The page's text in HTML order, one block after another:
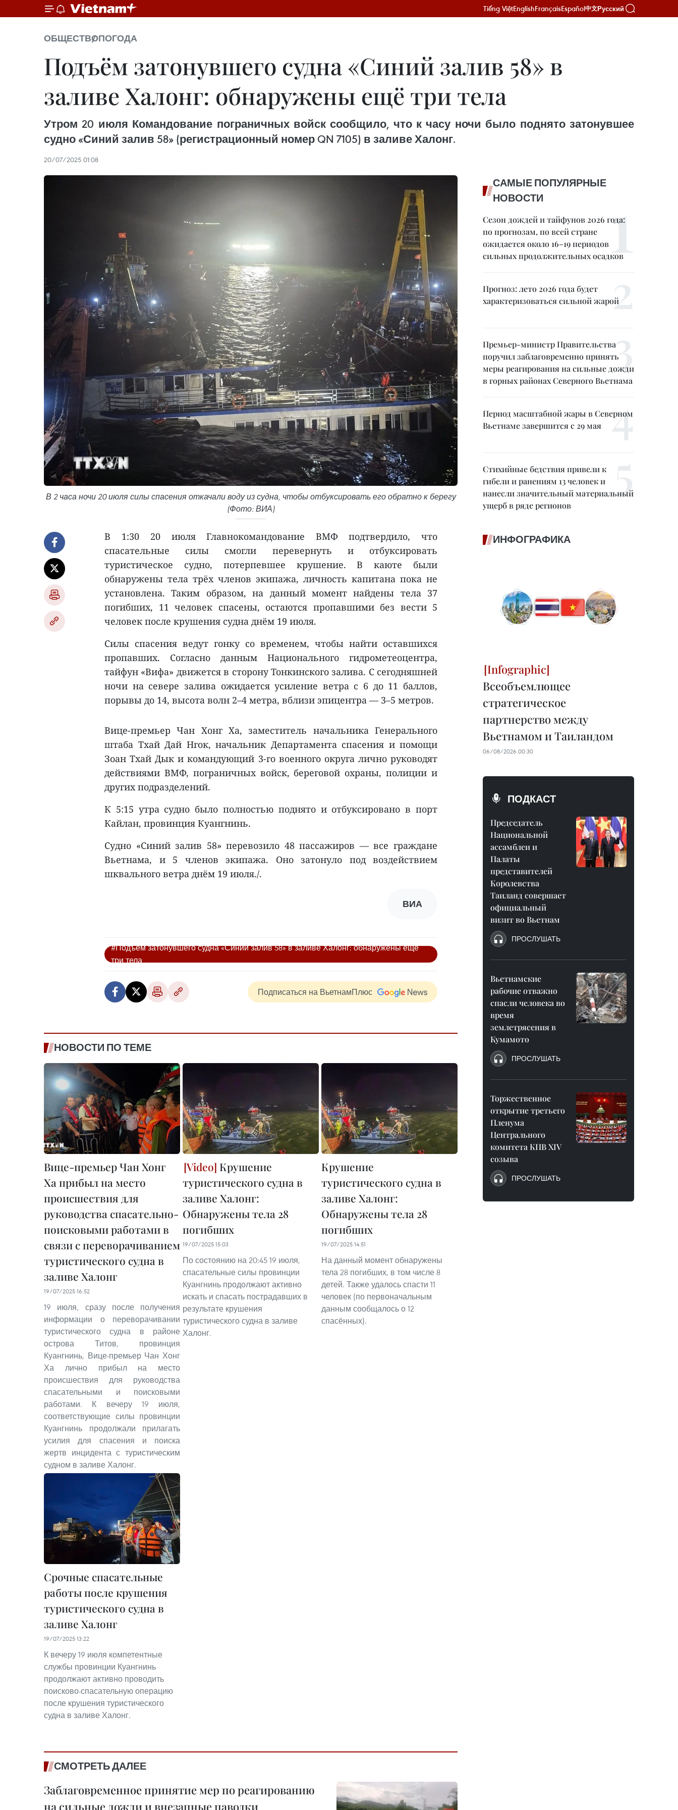
Tiếng ViệtEnglishFrançaisEspañol中文Русский
ОБЩЕСТВОПОГОДА
Подъём затонувшего судна «Синий залив 58» в
заливе Халонг: обнаружены ещё три тела
Утром 20 июля Командование пограничных войск сообщило, что к часу ночи было поднято затонувшее
судно «Синий залив 58» (регистрационный номер QN 7105) в заливе Халонг.
20/07/2025 01:08
В 2 часа ночи 20 июля силы спасения откачали воду из судна, чтобы отбуксировать его обратно к берегу
(Фото: ВИА)
В 1:30 20 июля Главнокомандование ВМФ подтвердило, что
спасательные силы смогли перевернуть и отбуксировать
туристическое судно, потерпевшее крушение. В каюте были
обнаружены тела трёх членов экипажа, личность капитана пока не
установлена. Таким образом, на данный момент найдены тела 37
погибших, 11 человек спасены, остаются пропавшими без вести 5
человек после крушения судна днём 19 июля.
Силы спасения ведут гонку со временем, чтобы найти оставшихся
пропавших. Согласно данным Национального гидрометеоцентра,
тайфун «Вифа» движется в сторону Тонкинского залива. С сегодняшней
ночи на севере залива ожидается усиление ветра с 6 до 11 баллов,
порывы до 14, высота волн 2–4 метра, вблизи эпицентра — 3–5 метров.
Вице-премьер Чан Хонг Ха, заместитель начальника Генерального
штаба Тхай Дай Нгок, начальник Департамента спасения и помощи
Зоан Тхай Дык и командующий 3-го военного округа лично руководят
действиями ВМФ, пограничных войск, береговой охраны, полиции и
других подразделений.
К 5:15 утра судно было полностью поднято и отбуксировано в порт
Кайлан, провинция Куангнинь.
Судно «Синий залив 58» перевозило 48 пассажиров — все граждане
Вьетнама, и 5 членов экипажа. Оно затонуло под воздействием
шквального ветра днём 19 июля./.
ВИА
#Подъём затонувшего судна «Синий залив 58» в заливе Халонг: обнаружены ещё
три тела
Подписаться на ВьетнамПлюс
НОВОСТИ ПО ТЕМЕ
Вице-премьер Чан Хонг
Ха прибыл на место
происшествия для
руководства спасательно-
поисковыми работами в
связи с переворачиванием
туристического судна в
заливе Халонг
19/07/2025 16:52
19 июля, сразу после получения
информации о переворачивании
туристического судна в районе
острова Титов, провинция
Куангнинь, Вице-премьер Чан Хонг
Ха лично прибыл на место
происшествия для руководства
спасательными и поисковыми
работами. К вечеру 19 июля,
соответствующие силы провинции
Куангнинь продолжали прилагать
усилия для спасения и поиска
жертв инцидента с туристическим
судном в заливе Халонг.
Крушение
туристического судна в
заливе Халонг:
Обнаружены тела 28
погибших
19/07/2025 15:03
По состоянию на 20:45 19 июля,
спасательные силы провинции
Куангнинь продолжают активно
искать и спасать пострадавших в
результате крушения
туристического судна в заливе
Халонг.
Крушение
туристического судна в
заливе Халонг:
Обнаружены тела 28
погибших
19/07/2025 14:51
На данный момент обнаружены
тела 28 погибших, в том числе 8
детей. Также удалось спасти 11
человек (по первоначальным
данным сообщалось о 12
спасённых).
Срочные спасательные
работы после крушения
туристического судна в
заливе Халонг
19/07/2025 13:22
К вечеру 19 июля компетентные
службы провинции Куангнинь
продолжают активно проводить
поисково-спасательную операцию
после крушения туристического
судна в заливе Халонг.
СМОТРЕТЬ ДАЛЕЕ
Заблаговременное принятие мер по реагированию
на сильные дожди и внезапные паводки
САМЫЕ ПОПУЛЯРНЫЕ
НОВОСТИ
Сезон дождей и тайфунов 2026 года:
по прогнозам, по всей стране
ожидается около 16–19 периодов
сильных продолжительных осадков
Прогноз: лето 2026 года будет
характеризоваться сильной жарой
Премьер-министр Правительства
поручил заблаговременно принять
меры реагирования на сильные дожди
в горных районах Северного Вьетнама
Период масштабной жары в Северном
Вьетнаме завершится с 29 мая
Стихийные бедствия привели к
гибели и ранениям 13 человек и
нанесли значительный материальный
ущерб в ряде регионов
ИНФОГРАФИКА
Всеобъемлющее
стратегическое
партнерство между
Вьетнамом и Таиландом
06/08/2026 00:30
ПОДКАСТ
Председатель
Национальной
ассамблеи и
Палаты
представителей
Королевства
Таиланд совершает
официальный
визит во Вьетнам
ПРОСЛУШАТЬ
Вьетнамские
рабочие отважно
спасли человека во
время
землетрясения в
Кумамото
ПРОСЛУШАТЬ
Торжественное
открытие третьего
Пленума
Центрального
комитета КПВ XIV
созыва
ПРОСЛУШАТЬ